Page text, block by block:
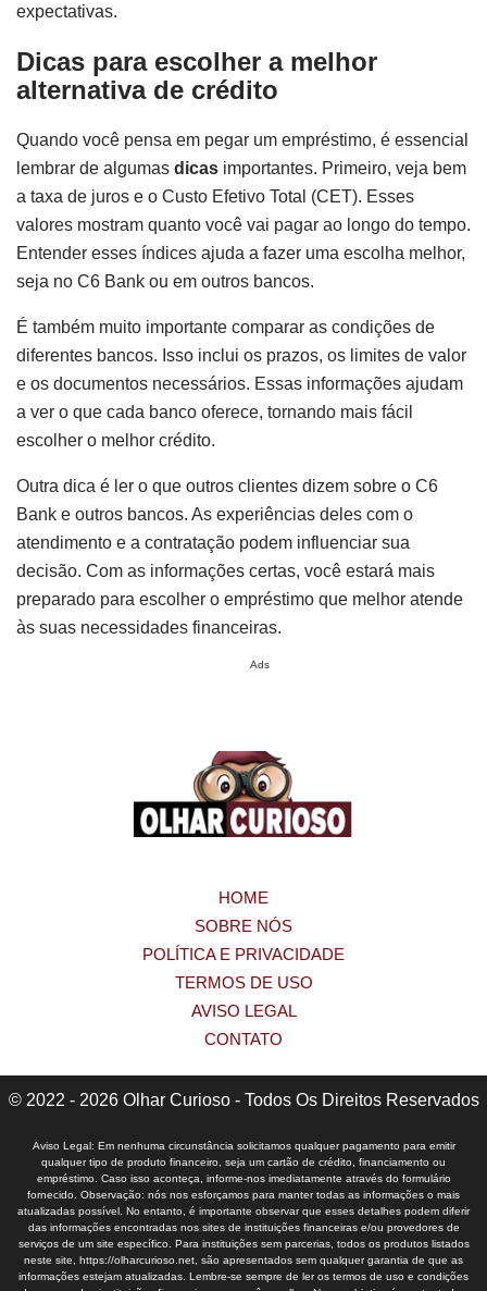
expectativas.
Dicas para escolher a melhor
alternativa de crédito
Quando você pensa em pegar um empréstimo, é essencial
lembrar de algumas dicas importantes. Primeiro, veja bem
a taxa de juros e o Custo Efetivo Total (CET). Esses
valores mostram quanto você vai pagar ao longo do tempo.
Entender esses índices ajuda a fazer uma escolha melhor,
seja no C6 Bank ou em outros bancos.
É também muito importante comparar as condições de
diferentes bancos. Isso inclui os prazos, os limites de valor
e os documentos necessários. Essas informações ajudam
a ver o que cada banco oferece, tornando mais fácil
escolher o melhor crédito.
Outra dica é ler o que outros clientes dizem sobre o C6
Bank e outros bancos. As experiências deles com o
atendimento e a contratação podem influenciar sua
decisão. Com as informações certas, você estará mais
preparado para escolher o empréstimo que melhor atende
às suas necessidades financeiras.
Ads
HOME
SOBRE NÓS
POLÍTICA E PRIVACIDADE
TERMOS DE USO
AVISO LEGAL
CONTATO
© 2022 - 2026 Olhar Curioso - Todos Os Direitos Reservados
Aviso Legal: Em nenhuma circunstância solicitamos qualquer pagamento para emitir
qualquer tipo de produto financeiro, seja um cartão de crédito, financiamento ou
empréstimo. Caso isso aconteça, informe-nos imediatamente através do formulário
fornecido. Observação: nós nos esforçamos para manter todas as informações o mais
atualizadas possível. No entanto, é importante observar que esses detalhes podem diferir
das informações encontradas nos sites de instituições financeiras e/ou provedores de
serviços de um site específico. Para instituições sem parcerias, todos os produtos listados
neste site, https://olharcurioso.net, são apresentados sem qualquer garantia de que as
informações estejam atualizadas. Lembre-se sempre de ler os termos de uso e condições